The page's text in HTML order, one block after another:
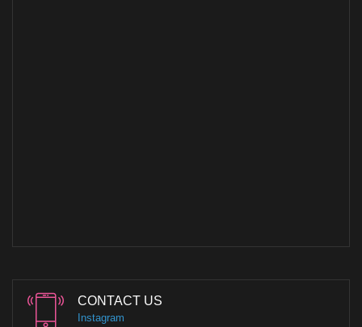
CONTACT US
Instagram